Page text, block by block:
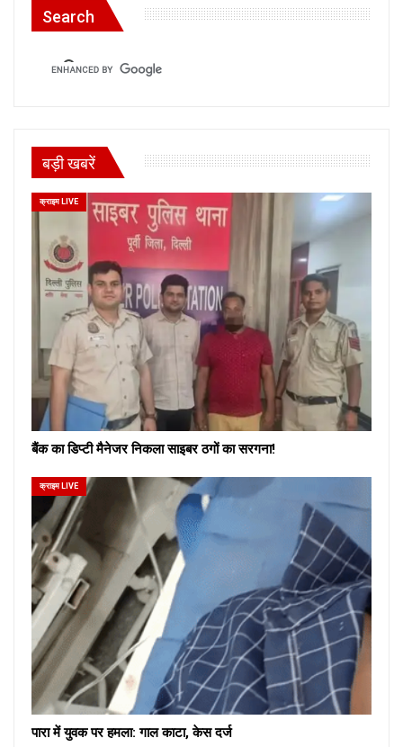
Search
बड़ी खबरें
क्राइम LIVE
बैंक का डिप्टी मैनेजर निकला साइबर ठगों का सरगना!
क्राइम LIVE
पारा में युवक पर हमला: गाल काटा, केस दर्ज